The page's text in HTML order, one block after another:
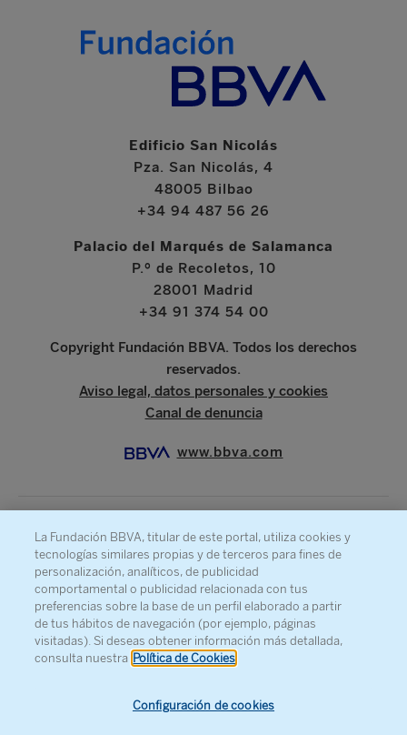
Edificio San Nicolás
Pza. San Nicolás, 4
48005 Bilbao
+34 94 487 56 26
Palacio del Marqués de Salamanca
P.º de Recoletos, 10
28001 Madrid
+34 91 374 54 00
Copyright Fundación BBVA. Todos los derechos
reservados.
Aviso legal, datos personales y cookies
Canal de denuncia
www.bbva.com
SOBRE LA FUNDACIÓN
PRENSA
MAPA WEB
AGENDA
CONTACTO
La Fundación BBVA, titular de este portal, utiliza cookies y
tecnologías similares propias y de terceros para fines de
personalización, analíticos, de publicidad
comportamental o publicidad relacionada con tus
preferencias sobre la base de un perfil elaborado a partir
de tus hábitos de navegación (por ejemplo, páginas
visitadas). Si deseas obtener información más detallada,
consulta nuestra Política de Cookies
Configuración de cookies